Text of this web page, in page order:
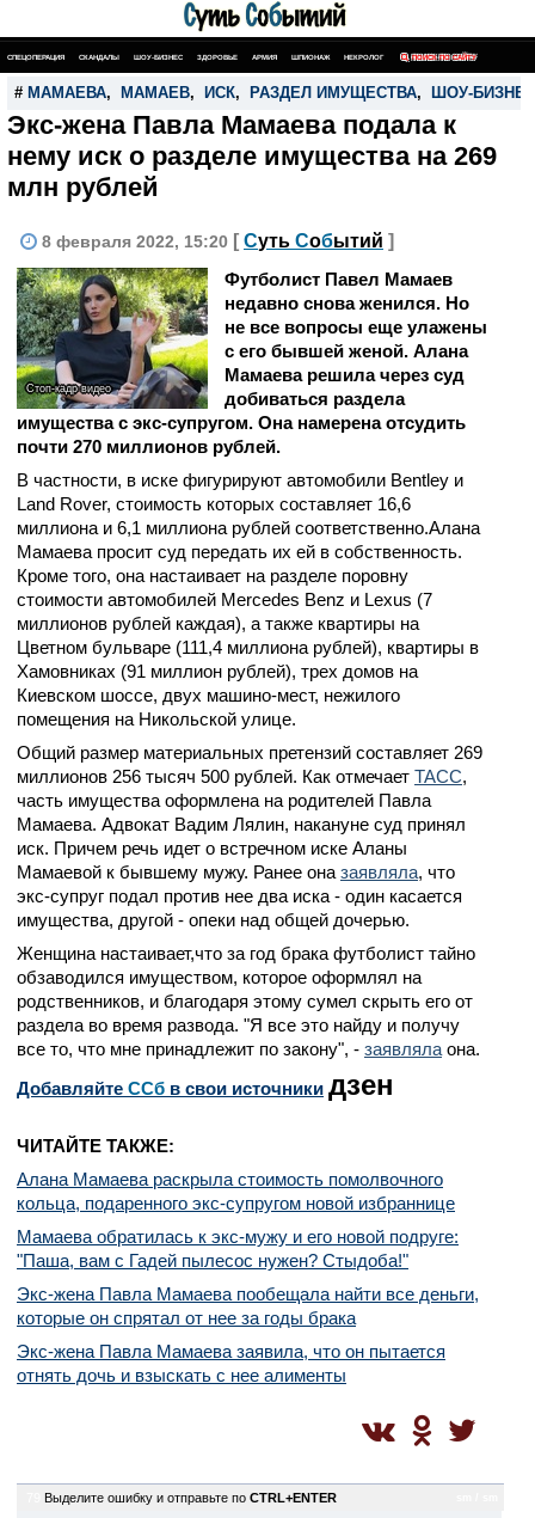
СПЕЦОПЕРАЦИЯ СКАНДАЛЫ ШОУ-БИЗНЕС ЗДОРОВЬЕ АРМИЯ ШПИОНАЖ НЕКРОЛОГ ПОИСК ПО САЙТУ
# МАМАЕВА, МАМАЕВ, ИСК, РАЗДЕЛ ИМУЩЕСТВА, ШОУ-БИЗНЕС
Экс-жена Павла Мамаева подала к
нему иск о разделе имущества на 269
млн рублей
8 февраля 2022, 15:20 [ Суть Событий ]
Стоп-кадр видео
Футболист Павел Мамаев
недавно снова женился. Но
не все вопросы еще улажены
с его бывшей женой. Алана
Мамаева решила через суд
добиваться раздела
имущества с экс-супругом. Она намерена отсудить
почти 270 миллионов рублей.
В частности, в иске фигурируют автомобили Bentley и
Land Rover, стоимость которых составляет 16,6
миллиона и 6,1 миллиона рублей соответственно.Алана
Мамаева просит суд передать их ей в собственность.
Кроме того, она настаивает на разделе поровну
стоимости автомобилей Mercedes Benz и Lexus (7
миллионов рублей каждая), а также квартиры на
Цветном бульваре (111,4 миллиона рублей), квартиры в
Хамовниках (91 миллион рублей), трех домов на
Киевском шоссе, двух машино-мест, нежилого
помещения на Никольской улице.
Общий размер материальных претензий составляет 269
миллионов 256 тысяч 500 рублей. Как отмечает ТАСС,
часть имущества оформлена на родителей Павла
Мамаева. Адвокат Вадим Лялин, накануне суд принял
иск. Причем речь идет о встречном иске Аланы
Мамаевой к бывшему мужу. Ранее она заявляла, что
экс-супруг подал против нее два иска - один касается
имущества, другой - опеки над общей дочерью.
Женщина настаивает,что за год брака футболист тайно
обзаводился имуществом, которое оформлял на
родственников, и благодаря этому сумел скрыть его от
раздела во время развода. "Я все это найду и получу
все то, что мне принадлежит по закону", - заявляла она.
Добавляйте CСб в свои источники дзен
ЧИТАЙТЕ ТАКЖЕ:
Алана Мамаева раскрыла стоимость помолвочного
кольца, подаренного экс-супругом новой избраннице
Мамаева обратилась к экс-мужу и его новой подруге:
"Паша, вам с Гадей пылесос нужен? Стыдоба!"
Экс-жена Павла Мамаева пообещала найти все деньги,
которые он спрятал от нее за годы брака
Экс-жена Павла Мамаева заявила, что он пытается
отнять дочь и взыскать с нее алименты
Выделите ошибку и отправьте по CTRL+ENTER